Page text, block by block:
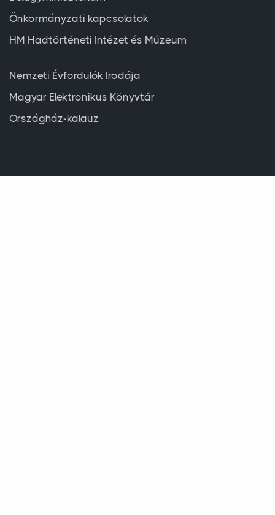
Önkormányzati kapcsolatok
HM Hadtörténeti Intézet és Múzeum
Nemzeti Évfordulók Irodája
Magyar Elektronikus Könyvtár
Országház-kalauz